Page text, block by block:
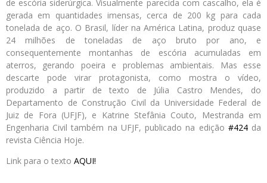
de escória siderúrgica. Visualmente parecida com cascalho, ela é
gerada em quantidades imensas, cerca de 200 kg para cada
tonelada de aço. O Brasil, líder na América Latina, produz quase
24 milhões de toneladas de aço bruto por ano, e
consequentemente montanhas de escória acumuladas em
aterros, gerando poeira e problemas ambientais. Mas esse
descarte pode virar protagonista, como mostra o vídeo,
produzido a partir de texto de Júlia Castro Mendes, do
Departamento de Construção Civil da Universidade Federal de
Juiz de Fora (UFJF), e Katrine Stefânia Couto, Mestranda em
Engenharia Civil também na UFJF, publicado na edição #424da
revista Ciência Hoje.
Link para o texto AQUI!